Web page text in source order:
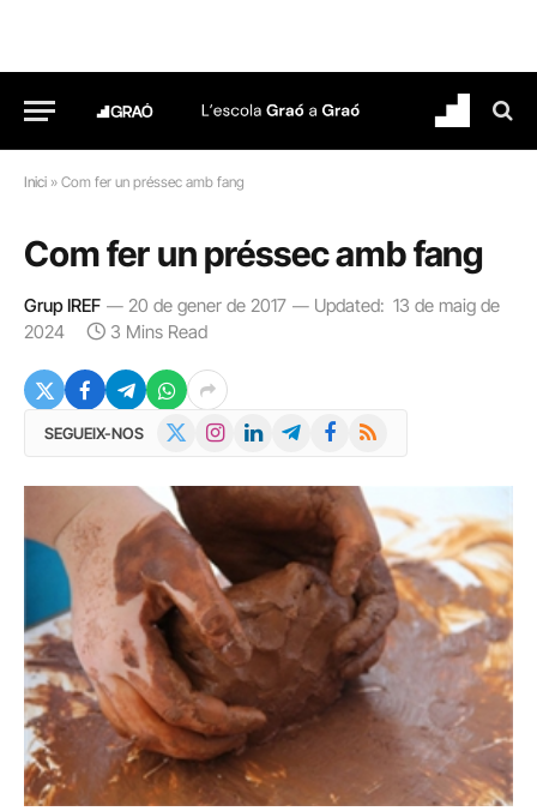
Inici » Com fer un préssec amb fang
Com fer un préssec amb fang
Grup IREF 20 de gener de 2017 Updated: 13 de maig de
2024
3 Mins Read
SEGUEIX-NOS InstagramLinkedInTelegramFacebook
RSS